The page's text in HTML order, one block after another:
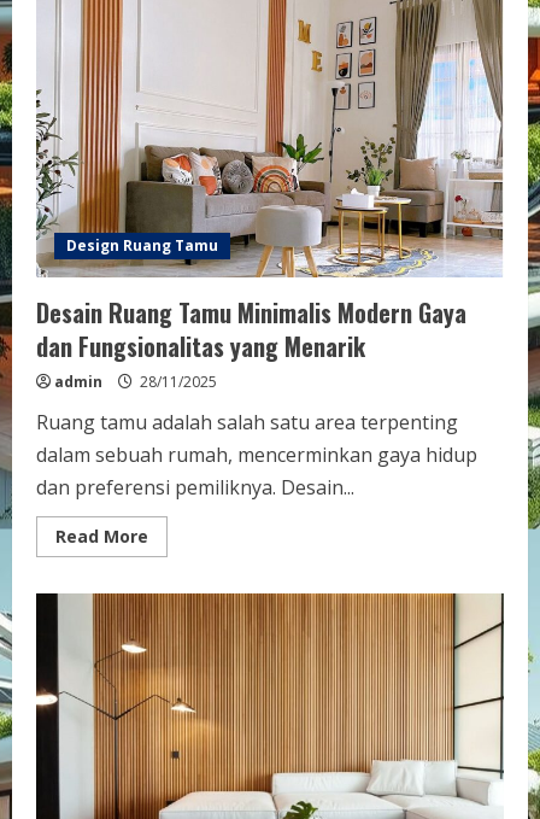
Rumah
Design Ruang Tamu
Desain Ruang Tamu Minimalis Modern Gaya
dan Fungsionalitas yang Menarik
admin 28/11/2025
Ruang tamu adalah salah satu area terpenting
dalam sebuah rumah, mencerminkan gaya hidup
dan preferensi pemiliknya. Desain...
Read More
more
Tamu
Minimalis
Gaya
Fungsionalitas
yang
Menarik